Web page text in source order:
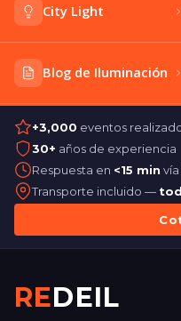
City Light
Blog de Iluminación
+3,000 eventos
30+ años de experiencia
Respuesta en <15 min
Transporte incluido —
REDEIL